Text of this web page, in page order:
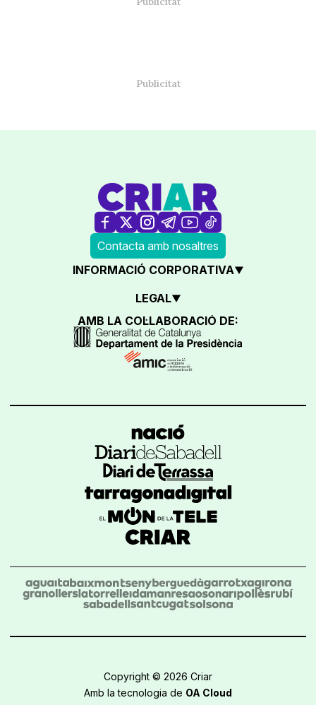
Contacta amb nosaltres
INFORMACIÓ CORPORATIVA
LEGAL
AMB LA COL·LABORACIÓ DE:
Copyright © 2026 Criar
Amb la tecnologia de OA Cloud